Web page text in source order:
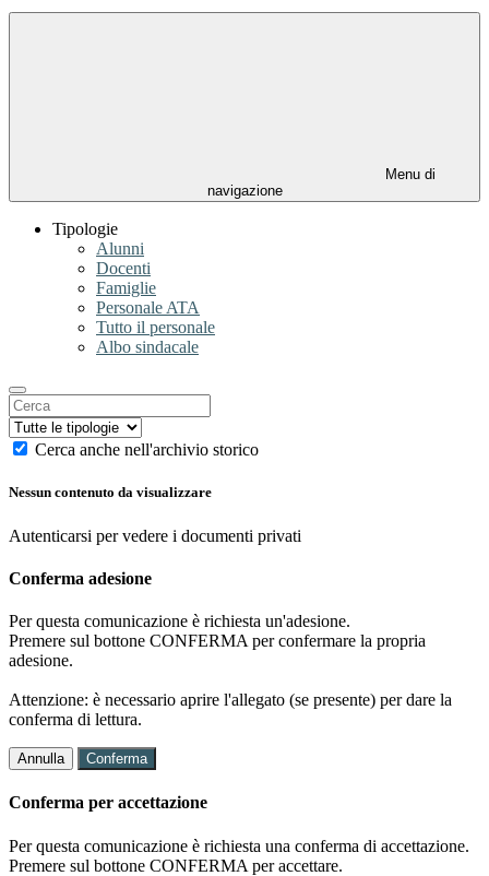
Menu di
navigazione
Tipologie
Alunni
Docenti
Famiglie
Personale ATA
Tutto il personale
Albo sindacale
Cerca anche nell'archivio storico
Nessun contenuto da visualizzare
Autenticarsi per vedere i documenti privati
Conferma adesione
Per questa comunicazione è richiesta un'adesione.
Premere sul bottone CONFERMA per confermare la propria
adesione.
Attenzione: è necessario aprire l'allegato (se presente) per dare la
conferma di lettura.
Annulla Conferma
Conferma per accettazione
Per questa comunicazione è richiesta una conferma di accettazione.
Premere sul bottone CONFERMA per accettare.